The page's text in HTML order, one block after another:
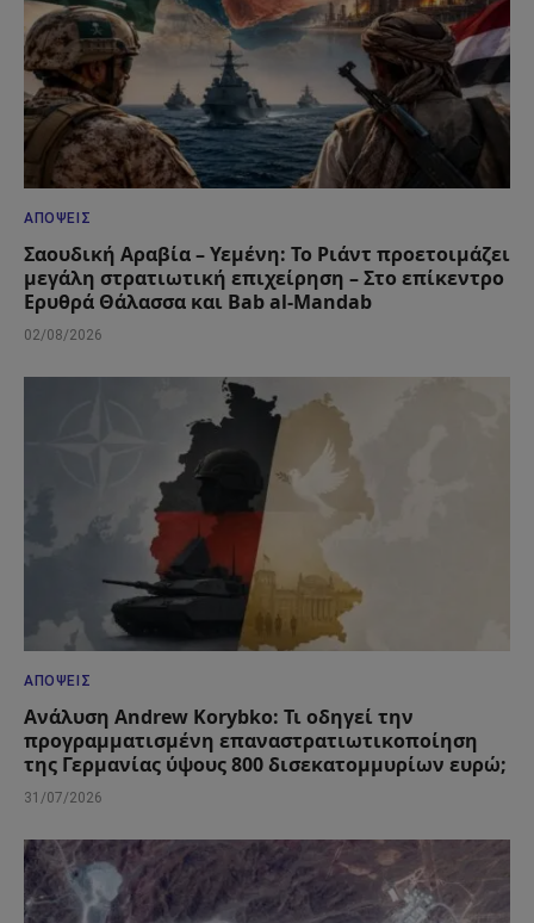
ΑΠΌΨΕΙΣ
Σαουδική Αραβία – Υεμένη: Το Ριάντ προετοιμάζει
μεγάλη στρατιωτική επιχείρηση – Στο επίκεντρο
Ερυθρά Θάλασσα και Bab al-Mandab
02/08/2026
ΑΠΌΨΕΙΣ
Ανάλυση Andrew Korybko: Τι οδηγεί την
προγραμματισμένη επαναστρατιωτικοποίηση
της Γερμανίας ύψους 800 δισεκατομμυρίων ευρώ;
31/07/2026